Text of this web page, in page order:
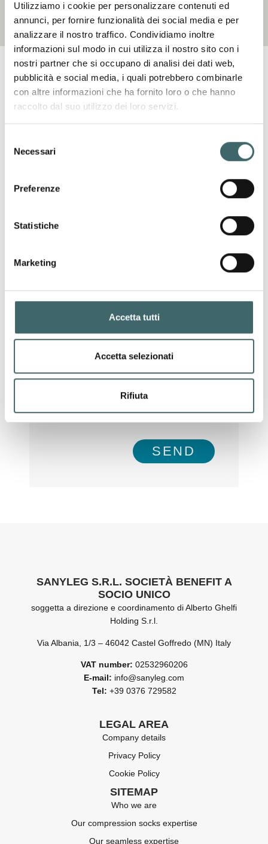
Utilizziamo i cookie per personalizzare contenuti ed
annunci, per fornire funzionalità dei social media e per
analizzare il nostro traffico. Condividiamo inoltre
informazioni sul modo in cui utilizza il nostro sito con i
nostri partner che si occupano di analisi dei dati web,
pubblicità e social media, i quali potrebbero combinarle
con altre informazioni che ha fornito loro o che hanno
raccolto dal suo utilizzo dei loro servizi.
delNecessari
Preferenze
Statistiche
Marketing
Accetta tutti
Accetta selezionati
Rifiuta
Start a project
Surname
I agree to the terms and conditions of
SEND
SANYLEG S.R.L. SOCIETÀ BENEFIT A
SOCIO UNICO
soggetta a direzione e coordinamento di Alberto Ghelfi
Holding S.r.l.
Via Albania, 1/3 – 46042 Castel Goffredo (MN) Italy
VAT number: 02532960206
E-mail: info@sanyleg.com
Tel: +39 0376 729582
LEGAL AREA
Company details
Privacy Policy
Cookie Policy
SITEMAP
Who we are
Our compression socks expertise
Our seamless expertise